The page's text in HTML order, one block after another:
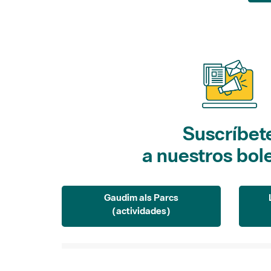
a nuestros
Gaudim als Parcs
(actividades)